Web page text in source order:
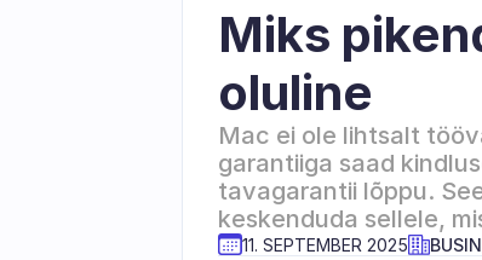
Miks
oluline
Mac ei ole lihtsalt
garantiiga saad
tavagarantii lõppu.
keskenduda sellele,
11. SEPTEMBER 2025